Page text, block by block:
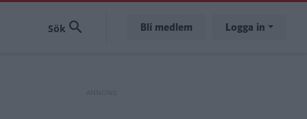
Bli medlem Logga in